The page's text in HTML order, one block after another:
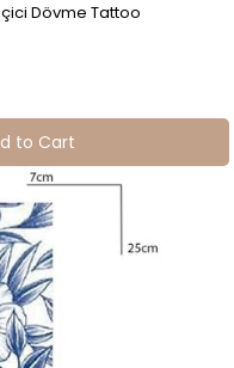
Dövme Tattoo
to Cart